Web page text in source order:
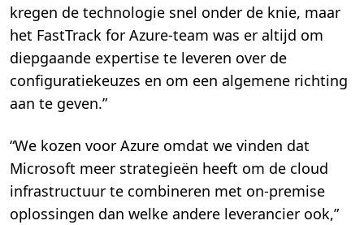
kregen de technologie snel onder de knie, maar
het FastTrack for Azure-team was er altijd om
diepgaande expertise te leveren over de
configuratiekeuzes en om een algemene richting
aan te geven.”
“We kozen voor Azure omdat we vinden dat
Microsoft meer strategieën heeft om de cloud
infrastructuur te combineren met on-premise
oplossingen dan welke andere leverancier ook,”